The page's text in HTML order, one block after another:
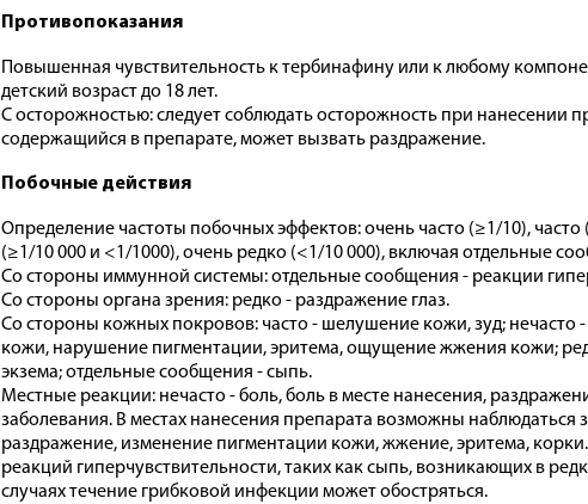
Противопоказания
Повышенная чувствительность к тербинафину или к любому
детский возраст до 18 лет.
С осторожностью: следует соблюдать осторожность при нанесении
содержащийся в препарате, может вызвать раздражение.
Побочные действия
Определение частоты побочных эффектов: очень часто (≥1/10),
(≥1/10 000 и <1/1000), очень редко (<1/10 000), включая отдельные
Со стороны иммунной системы: отдельные сообщения - реакции
Со стороны органа зрения: редко - раздражение глаз.
Со стороны кожных покровов: часто - шелушение кожи, зуд;
кожи, нарушение пигментации, эритема, ощущение жжения кожи;
экзема; отдельные сообщения - сыпь.
Местные реакции: нечасто - боль, боль в месте нанесения,
заболевания. В местах нанесения препарата возможны
раздражение, изменение пигментации кожи, жжение, эритема,
реакций гиперчувствительности, таких как сыпь, возникающих в
случаях течение грибковой инфекции может обостряться.